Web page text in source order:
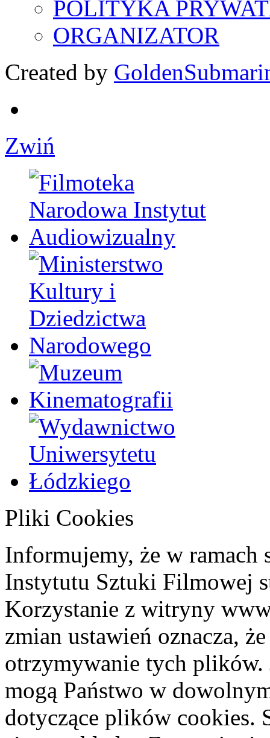
POLITYKA
ORGANIZATOR
Created by
Zwiń
Pliki Cookies
Informujemy, że w ramach
Instytutu Sztuki Filmowej
Korzystanie z witryny
zmian ustawień oznacza,
otrzymywanie tych plików.
mogą Państwo w
dotyczące plików cookies.